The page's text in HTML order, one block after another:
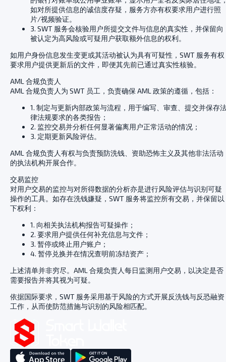
如对所提供信息的诚信度存疑，服务方亦有权要求用户进行照
片/视频验证。
3. SWT 服务会核验用户所提交文件与信息的真实性，并保留向
被认定为高风险或可疑用户获取额外信息的权利。
如用户身份信息发生变更或其活动被认为具有可疑性，SWT 服务有权
要求用户提供更新后的文件，即便其先前已通过真实性核验。
AML 合规负责人
AML 合规负责人为 SWT 员工，负责确保 AML 政策的遵循，包括：
1. 制定与更新内部政策与流程，用于编写、审查、提交并保存
律法规要求的各类报告；
2. 监控交易并分析任何显著偏离用户正常活动的情况；
3. 定期更新风险评估。
AML 合规负责人有权与负责预防洗钱、资助恐怖主义及其他非法活动
的执法机构开展合作。
交易监控
对用户交易的监控与对所得数据的分析亦是进行风险评估与识别可疑
操作的工具。如存在洗钱嫌疑，SWT 服务将监控所有交易，并保留以
下权利：
1. 向相关执法机构报告可疑操作；
2. 要求用户提供任何补充信息与文件；
3. 暂停或终止用户账户；
4. 暂停兑换并在情况查明前冻结资产；
上述清单并非穷尽。AML 合规负责人每日监测用户交易，以决定是否
需要报告并将其视为可疑。
依据国际要求，SWT 服务采用基于风险的方式开展反洗钱与反恐融资
工作，从而使防范措施与识别的风险相匹配。